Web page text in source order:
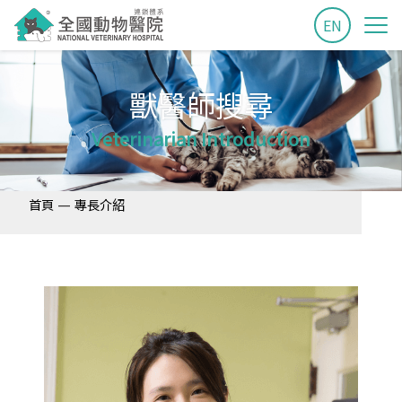
EN
獸醫師搜尋
Veterinarian Introduction
首頁 — 專長介紹